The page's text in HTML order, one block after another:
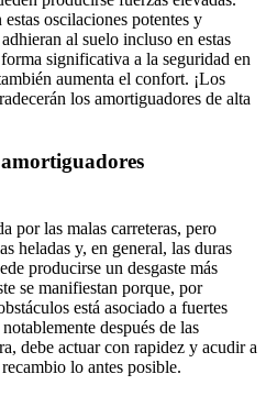
oscilaciones potentes y
al suelo incluso en estas
significativa a la seguridad en
aumenta el confort. ¡Los
los amortiguadores de alta
amortiguadores
por las malas carreteras, pero
heladas y, en general, las duras
producirse un desgaste más
se manifiestan porque, por
está asociado a fuertes
después de las
debe actuar con rapidez y acudir a
lo antes posible.